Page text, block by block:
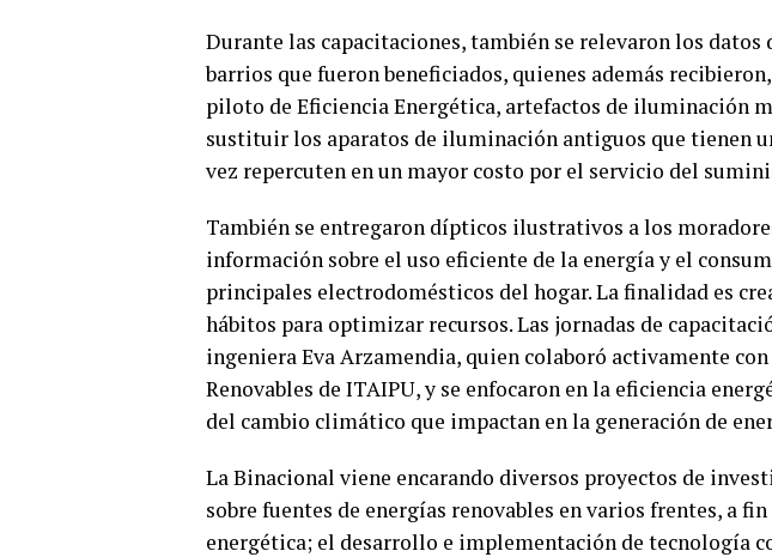
Durante las capacitaciones, también se relevaron los datos
barrios que fueron beneficiados, quienes además
piloto de Eficiencia Energética, artefactos de iluminación
sustituir los aparatos de iluminación antiguos que tienen
vez repercuten en un mayor costo por el servicio del
También se entregaron dípticos ilustrativos a los
información sobre el uso eficiente de la energía y el
principales electrodomésticos del hogar. La finalidad es
hábitos para optimizar recursos. Las jornadas de
ingeniera Eva Arzamendia, quien colaboró activamente
Renovables de ITAIPU, y se enfocaron en la eficiencia
del cambio climático que impactan en la generación de
La Binacional viene encarando diversos proyectos de
sobre fuentes de energías renovables en varios frentes, a
energética; el desarrollo e implementación de tecnología